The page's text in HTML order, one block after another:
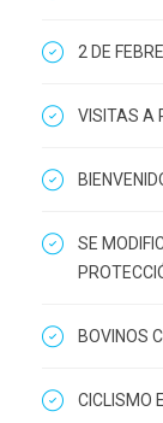
2 DE
VISITAS A
SE
BOVINOS
CICLISMO